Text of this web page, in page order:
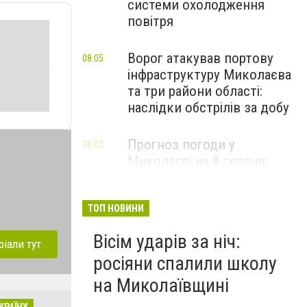
тут
системи охолодження
повітря
Ворог атакував портову
інфраструктуру Миколаєва
та три райони області:
наслідки обстрілів за добу
08:05
Прогноз погоди у
Миколаєві на 8 серпня:
08:02
ТОП НОВИНИ
Вісім ударів за ніч:
росіяни спалили школу
на Миколаївщині